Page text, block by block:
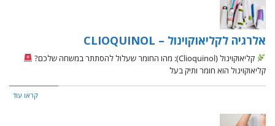
אלרגיה לקליאוקוינול – CLIOQUINOL
קליאוקוינול (Clioquinol): מהו החומר שעלול להסתתר במשחה שלכם?
קליאוקוינול הוא חומר ותיק בעל
קראו עוד